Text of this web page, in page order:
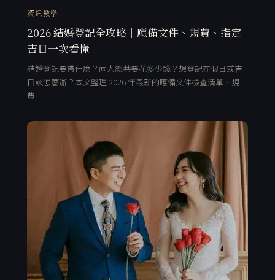
資訊教學
2026 結婚登記全攻略｜應備文件、規費、指定
吉日一次看懂
結婚登記要帶什麼？兩人總共要花多少錢？想登記在假日或吉
日該怎麼辦？本文整理 2026 年最新的應備文件檢查清單、規
費…